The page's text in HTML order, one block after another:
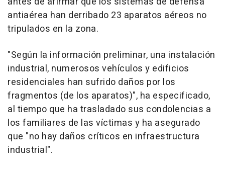
antiaérea han derribado 23 aparatos aéreos no
tripulados en la zona.
"Según la información preliminar, una instalación
industrial, numerosos vehículos y edificios
residenciales han sufrido daños por los
fragmentos (de los aparatos)", ha especificado,
al tiempo que ha trasladado sus condolencias a
los familiares de las víctimas y ha asegurado
que "no hay daños críticos en infraestructura
industrial".